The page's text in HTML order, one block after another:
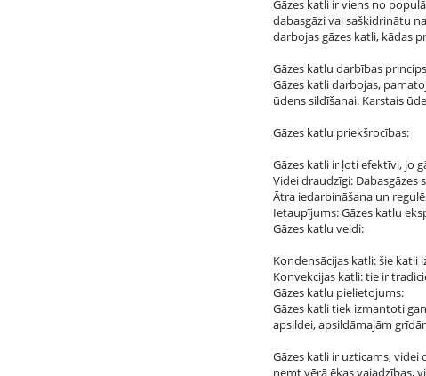
Gāzes katli ir viens no
dabasgāzi vai sašķidrinātu
darbojas gāzes katli, kādas
Gāzes katlu darbības
Gāzes katli darbojas,
ūdens sildīšanai. Karstais
Gāzes katlu priekšrocības:
Gāzes katli ir ļoti efektīvi, jo
Videi draudzīgi:
Ātra iedarbināšana un
Ietaupījums: Gāzes katlu
Gāzes katlu veidi:
Kondensācijas katli: šie katli
Konvekcijas katli: tie ir
Gāzes katlu pielietojums:
Gāzes katli tiek izmantoti
apsildei, apsildāmajām
Gāzes katli ir uzticams,
ņemt vērā ēkas vajadzības,